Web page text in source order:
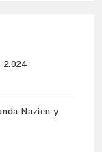
2.024
Nazien y